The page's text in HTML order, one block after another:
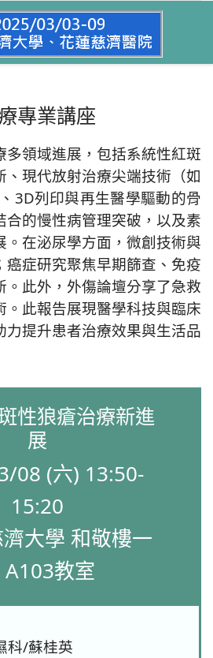
專業講座
多領域進展，包括系統性紅斑
現代放射治療尖端技術（如
3D列印與再生醫學驅動的骨
合的慢性病管理突破，以及素
。在泌尿學方面，微創技術與
癌症研究聚焦早期篩查、免疫
。此外，外傷論壇分享了急救
。此報告展現醫學科技與臨床
力提升患者治療效果與生活品
性狼瘡治療新進
展
08 (六) 13:50-
15:20
大學 和敬樓一
A103教室
科/蘇桂英